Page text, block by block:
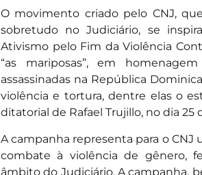
O movimento criado pelo CNJ,
sobretudo no Judiciário, se
Ativismo pelo Fim da Violência
“as mariposas”, em
assassinadas na República
violência e tortura, dentre elas o
ditatorial de Rafael Trujillo, no dia 25
A campanha representa para o
combate à violência de gênero,
âmbito do Judiciário. A campanha,